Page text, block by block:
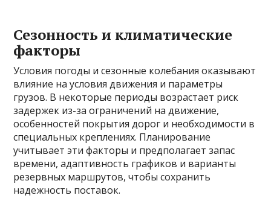
Сезонность и климатические
факторы
Условия погоды и сезонные колебания оказывают
влияние на условия движения и параметры
грузов. В некоторые периоды возрастает риск
задержек из-за ограничений на движение,
особенностей покрытия дорог и необходимости в
специальных креплениях. Планирование
учитывает эти факторы и предполагает запас
времени, адаптивность графиков и варианты
резервных маршрутов, чтобы сохранить
надежность поставок.